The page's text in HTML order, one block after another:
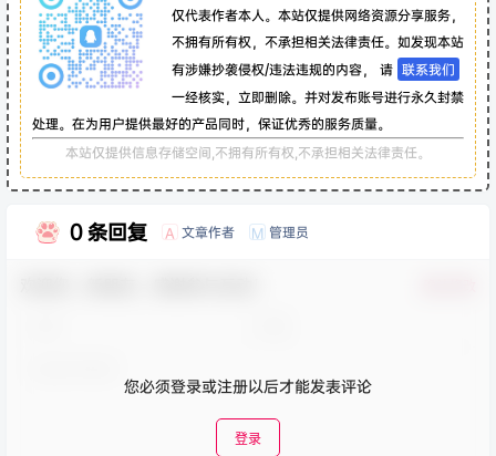
仅代表作者本人。本站仅提供网络资源分享服务，
不拥有所有权，不承担相关法律责任。如发现本站
有涉嫌抄袭侵权/违法违规的内容， 请 联系我们
一经核实，立即删除。并对发布账号进行永久封禁
处理。在为用户提供最好的产品同时，保证优秀的服务质量。
本站仅提供信息存储空间,不拥有所有权,不承担相关法律责任。
0 条回复 A 文章作者 M 管理员
您必须登录或注册以后才能发表评论
登录